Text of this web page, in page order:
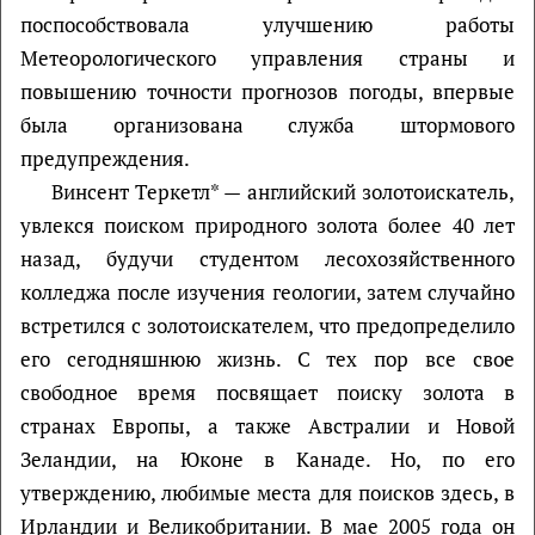
поспособствовала улучшению работы
Метеорологического управления страны и
повышению точности прогнозов погоды, впервые
была организована служба штормового
предупреждения.
Винсент Теркетл* — английский золотоискатель,
увлекся поиском природного золота более 40 лет
назад, будучи студентом лесохозяйственного
колледжа после изучения геологии, затем случайно
встретился с золотоискателем, что предопределило
его сегодняшнюю жизнь. С тех пор все свое
свободное время посвящает поиску золота в
странах Европы, а также Австралии и Новой
Зеландии, на Юконе в Канаде. Но, по его
утверждению, любимые места для поисков здесь, в
Ирландии и Великобритании. В мае 2005 года он